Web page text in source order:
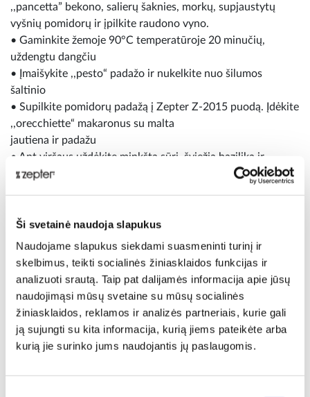
Ši svetainė naudoja slapukus
Naudojame slapukus siekdami suasmeninti turinį ir
skelbimus, teikti socialinės žiniasklaidos funkcijas ir
analizuoti srautą. Taip pat dalijamės informacija apie jūsų
naudojimąsi mūsų svetaine su mūsų socialinės
žiniasklaidos, reklamos ir analizės partneriais, kurie gali
ją sujungti su kita informacija, kurią jiems pateikėte arba
kurią jie surinko jums naudojantis jų paslaugomis.
,,pancetta” bekono, salierų šaknies, morkų, supjaustytų
vyšnių pomidorų ir įpilkite raudono vyno.
• Gaminkite žemoje 90°C temperatūroje 20 minučių,
uždengtu dangčiu
• Įmaišykite ,,pesto“ padažo ir nukelkite nuo šilumos
šaltinio
• Supilkite pomidorų padažą į Zepter Z-2015 puodą. Įdėkite
,,orecchiette“ makaronus su malta
jautiena ir padažu
• Ant viršaus uždėkite minkštą sūrį, šviežią baziliką ir
parmezaną
• Patiekite ,,Rio“ porceliano induose
Įkeltam vaizdo įrašui reikalingas sutikimas naudoti